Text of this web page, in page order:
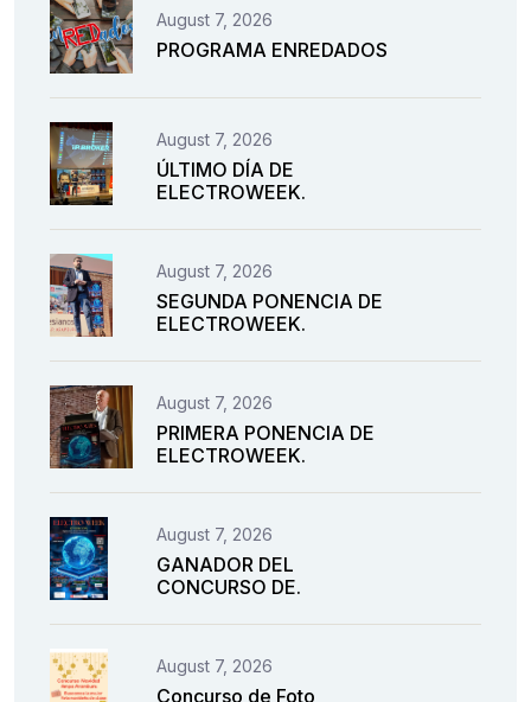
August 7, 2026
PROGRAMA ENREDADOS
August 7, 2026
ÚLTIMO DÍA DE
ELECTROWEEK.
August 7, 2026
SEGUNDA PONENCIA DE
ELECTROWEEK.
August 7, 2026
PRIMERA PONENCIA DE
ELECTROWEEK.
August 7, 2026
GANADOR DEL
CONCURSO DE.
August 7, 2026
Concurso de Foto